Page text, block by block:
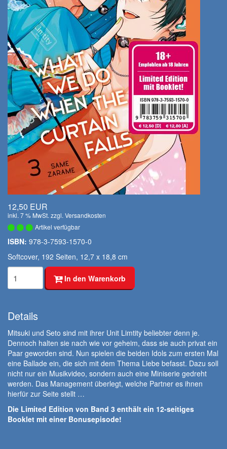
12,50 EUR
inkl. 7 % MwSt. zzgl. Versandkosten
Artikel verfügbar
ISBN: 978-3-7593-1570-0
Softcover, 192 Seiten, 12,7 x 18,8 cm
In den Warenkorb
Details
Mitsuki und Seto sind mit ihrer Unit Limtity beliebter denn je.
Dennoch halten sie nach wie vor geheim, dass sie auch privat ein
Paar geworden sind. Nun spielen die beiden Idols zum ersten Mal
eine Ballade ein, die sich mit dem Thema Liebe befasst. Dazu soll
nicht nur ein Musikvideo, sondern auch eine Miniserie gedreht
werden. Das Management überlegt, welche Partner es ihnen
hierfür zur Seite stellt …
Die Limited Edition von Band 3 enthält ein 12-seitiges
Booklet mit einer Bonusepisode!